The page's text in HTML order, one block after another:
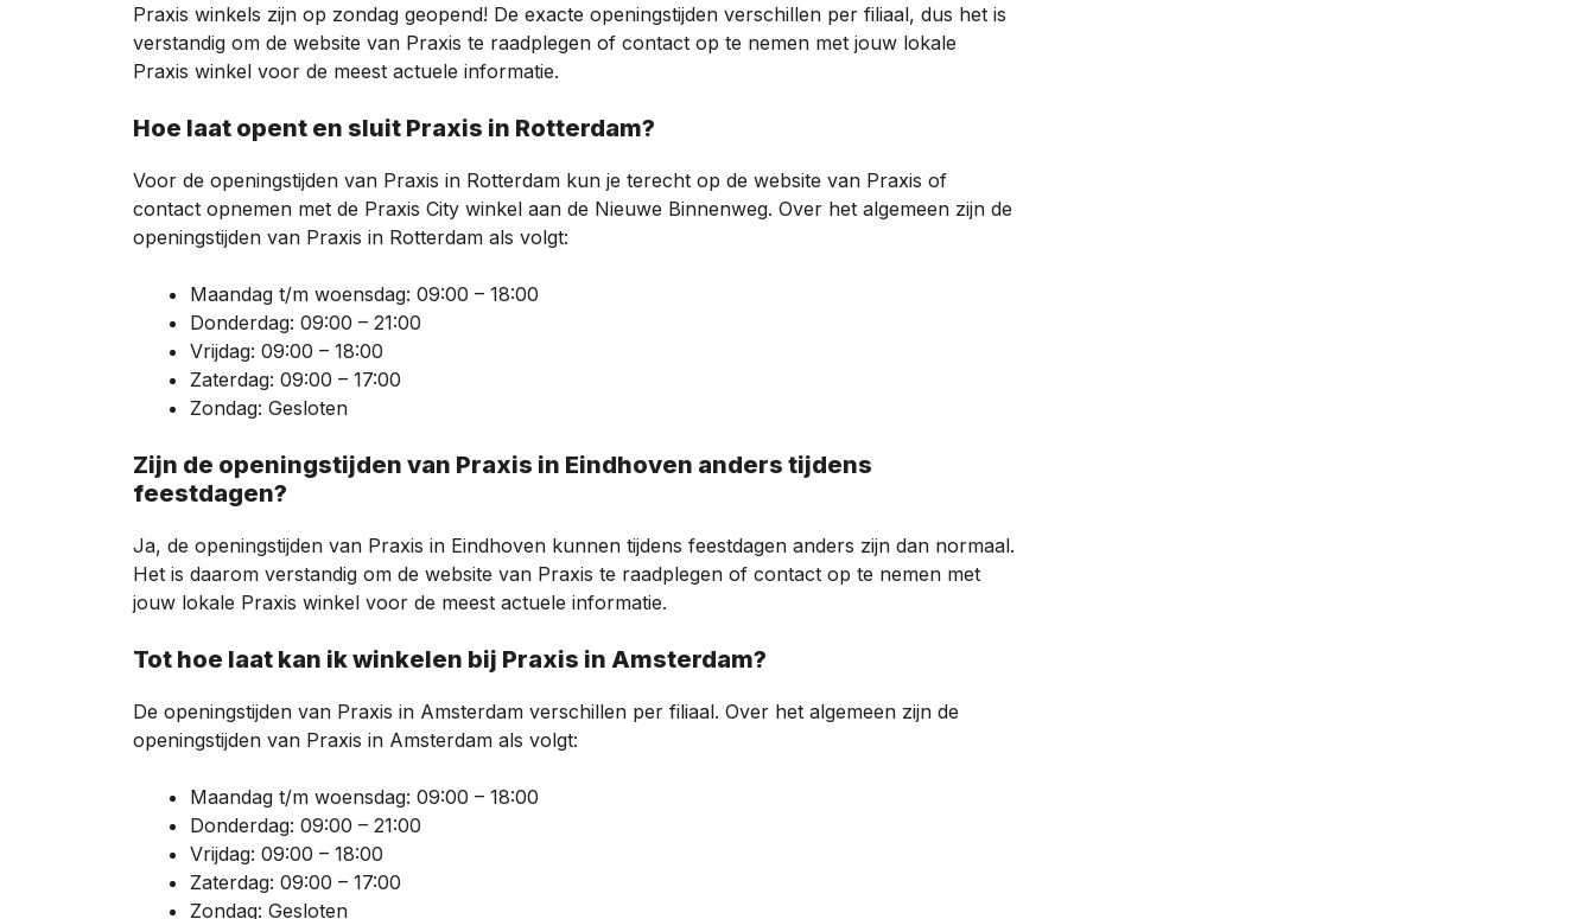
Praxis winkels zijn op zondag geopend! De exacte openingstijden verschillen per filiaal, dus het is
verstandig om de website van Praxis te raadplegen of contact op te nemen met jouw lokale
Praxis winkel voor de meest actuele informatie.
Hoe laat opent en sluit Praxis in Rotterdam?
Voor de openingstijden van Praxis in Rotterdam kun je terecht op de website van Praxis of
contact opnemen met de Praxis City winkel aan de Nieuwe Binnenweg. Over het algemeen zijn de
openingstijden van Praxis in Rotterdam als volgt:
Maandag t/m woensdag: 09:00 – 18:00
Donderdag: 09:00 – 21:00
Vrijdag: 09:00 – 18:00
Zaterdag: 09:00 – 17:00
Zondag: Gesloten
Zijn de openingstijden van Praxis in Eindhoven anders tijdens
feestdagen?
Ja, de openingstijden van Praxis in Eindhoven kunnen tijdens feestdagen anders zijn dan normaal.
Het is daarom verstandig om de website van Praxis te raadplegen of contact op te nemen met
jouw lokale Praxis winkel voor de meest actuele informatie.
Tot hoe laat kan ik winkelen bij Praxis in Amsterdam?
De openingstijden van Praxis in Amsterdam verschillen per filiaal. Over het algemeen zijn de
openingstijden van Praxis in Amsterdam als volgt:
Maandag t/m woensdag: 09:00 – 18:00
Donderdag: 09:00 – 21:00
Vrijdag: 09:00 – 18:00
Zaterdag: 09:00 – 17:00
Zondag: Gesloten